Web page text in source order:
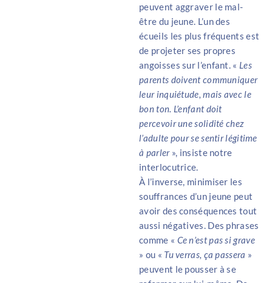
peuvent aggraver le mal-
être du jeune. L’un des
écueils les plus fréquents est
de projeter ses propres
angoisses sur l’enfant. « Les
parents doivent communiquer
leur inquiétude, mais avec le
bon ton. L’enfant doit
percevoir une solidité chez
l’adulte pour se sentir légitime
à parler », insiste notre
interlocutrice.
À l’inverse, minimiser les
souffrances d’un jeune peut
avoir des conséquences tout
aussi négatives. Des phrases
comme « Ce n’est pas si grave
» ou « Tu verras, ça passera »
peuvent le pousser à se